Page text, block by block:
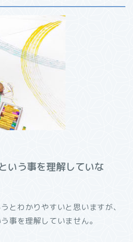
いう事を理解していな
とわかりやすいと思いますが、
事を理解していません。